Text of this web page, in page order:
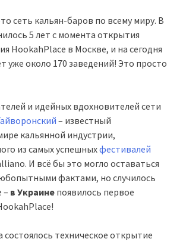
сеть кальян-баров по всему миру. В
5 лет с момента открытия
HookahPlace в Москве, и на сегодня
уже около 170 заведений! Это просто
и идейных вдохновителей сети
– известный
кальянной индустрии,
из самых успешныхфестивалей
И всё бы это могло оставаться
фактами, но случилось
– в Украине появилось первое
состоялось техническое открытие